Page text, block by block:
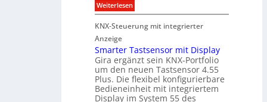
D
c
h
n
o
l
s
t
e
k
e
n
n
u
r
ö
f
n
e
t
n
e
Weiterlesen:
S
c
e
r
h
e
i
t
s
KNX-Steuerung mit integrierter
Anzeige
Smarter Tastsensor mit Display
Gira ergänzt sein KNX-Portfolio
um den neuen Tastsensor 4.55
Plus. Die flexibel konfigurierbare
Bedieneinheit mit integriertem
Display im System 55 des